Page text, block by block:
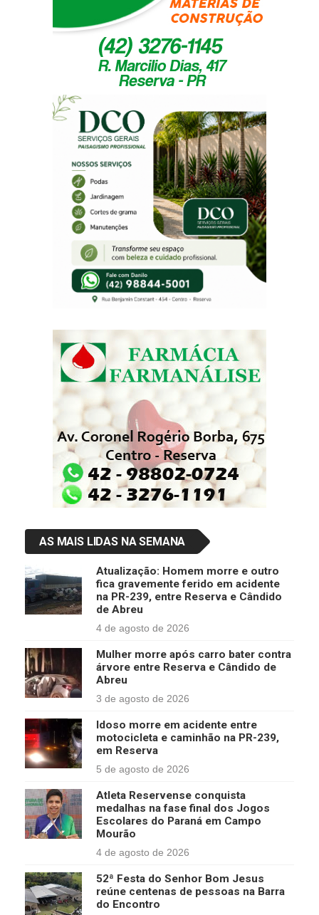
AS MAIS LIDAS NA SEMANA
Atualização: Homem morre e outro
fica gravemente ferido em acidente
na PR-239, entre Reserva e Cândido
de Abreu
4 de agosto de 2026
Mulher morre após carro bater contra
árvore entre Reserva e Cândido de
Abreu
3 de agosto de 2026
Idoso morre em acidente entre
motocicleta e caminhão na PR-239,
em Reserva
5 de agosto de 2026
Atleta Reservense conquista
medalhas na fase final dos Jogos
Escolares do Paraná em Campo
Mourão
4 de agosto de 2026
52ª Festa do Senhor Bom Jesus
reúne centenas de pessoas na Barra
do Encontro